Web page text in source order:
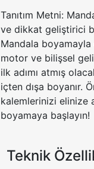
Tanıtım Metni:
ve dikkat geliştirici
Mandala
motor ve bilişsel
ilk adımı atmış
içten dışa boyanır.
kalemlerinizi elinize
boyamaya başlayın!
Teknik